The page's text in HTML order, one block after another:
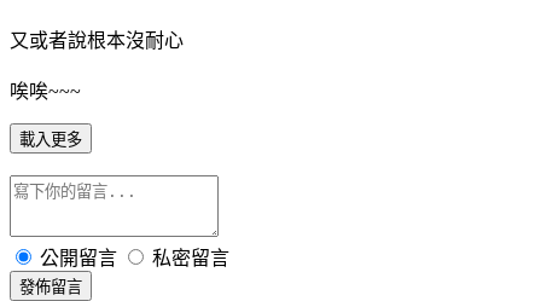
又或者說根本沒耐心
唉唉~~~
載入更多
公開留言 私密留言
發佈留言